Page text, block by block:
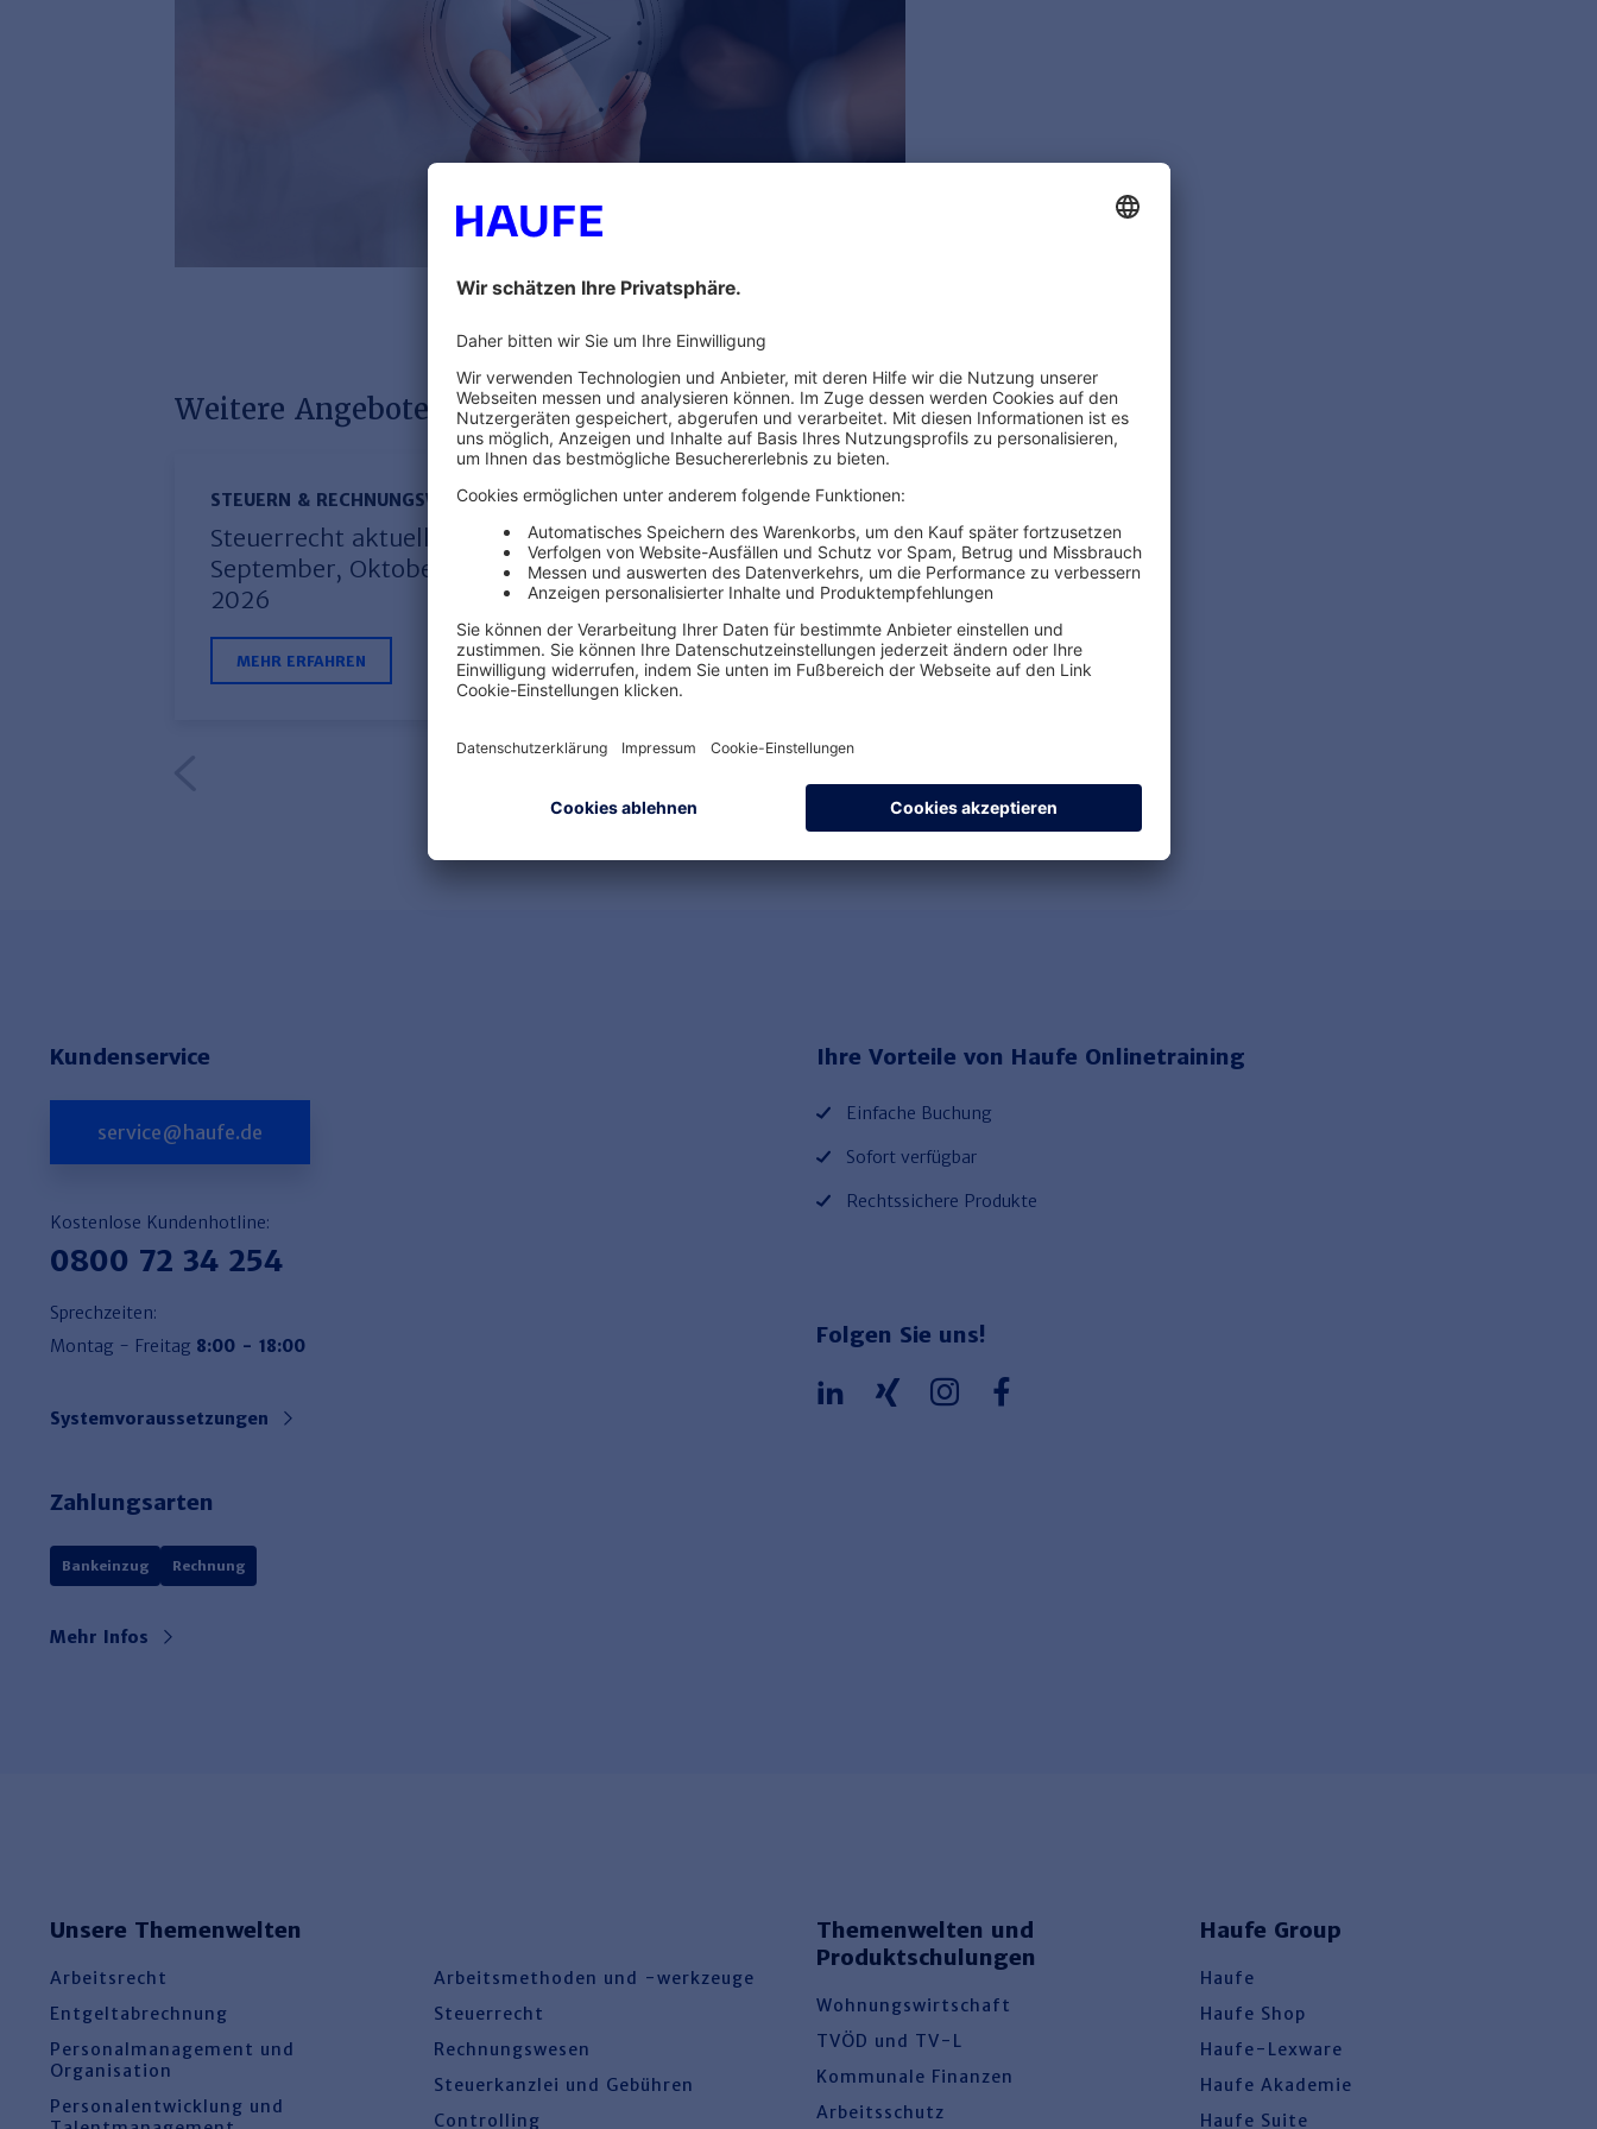
Weitere Angebote mit diesem Referenten
STEUERN & RECHNUNGSWESEN
Steuerrecht aktuell:
September, Oktober
2026
MEHR ERFAHREN
STEUERN & RECHNUNGSWESEN
Steuerrecht aktuell:
Juli, August 2026
MEHR ERFAHREN
Steuerrecht aktuell:
März, April 2026
MEHR ERFAHREN
Ihre Vorteile von Haufe Onlinetraining
Einfache Buchung
Sofort verfügbar
Rechtssichere Produkte
Folgen Sie uns!
Kundenservice
service@haufe.de
Kostenlose Kundenhotline:
0800 72 34 254
Sprechzeiten:
Montag - Freitag 8:00 - 18:00
Systemvoraussetzungen
Zahlungsarten
Bankeinzug Rechnung
Mehr Infos
Unsere Themenwelten
Arbeitsrecht
Entgeltabrechnung
Personalmanagement und
Organisation
Personalentwicklung und
Arbeitsmethoden und -werkzeuge
Steuerrecht
Rechnungswesen
Steuerkanzlei und Gebühren
Controlling
Themenwelten und
Produktschulungen
Wohnungswirtschaft
TVÖD und TV-L
Kommunale Finanzen
Arbeitsschutz
Haufe Group
Haufe
Haufe Shop
Haufe-Lexware
Haufe Akademie
Haufe Suite